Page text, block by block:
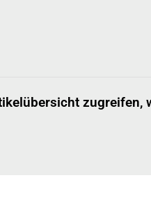
zugreifen,